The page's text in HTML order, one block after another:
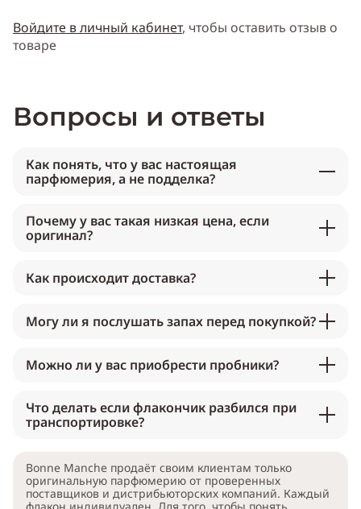
Войдите в личный кабинет, чтобы оставить отзыв о
товаре
Вопросы и ответы
Как понять, что у вас настоящая
парфюмерия, а не подделка?
Почему у вас такая низкая цена, если
оригинал?
Как происходит доставка?
Могу ли я послушать запах перед покупкой?
Можно ли у вас приобрести пробники?
Что делать если флакончик разбился при
транспортировке?
Bonne Manche продаёт своим клиентам только
оригинальную парфюмерию от проверенных
поставщиков и дистрибьюторских компаний. Каждый